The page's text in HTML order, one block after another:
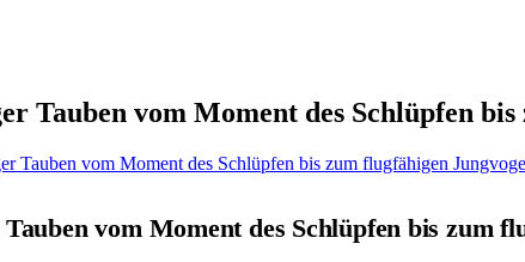
Tauben vom Moment des Schlüpfen
Tauben vom Moment des Schlüpfen bis zum flugfähigen
vom Moment des Schlüpfen bis zum